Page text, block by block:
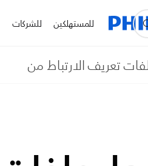
للمستهلكين للشركات
تعريف الارتباط من